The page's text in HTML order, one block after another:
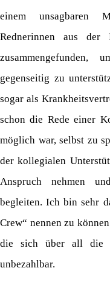
einem unsagbaren
Rednerinnen aus der
gegenseitig zu
sogar als
schon die Rede einer
möglich war, selbst zu
der kollegialen
Anspruch nehmen
begleiten. Ich bin sehr
Crew“ nennen zu
die sich über all die
unbezahlbar.